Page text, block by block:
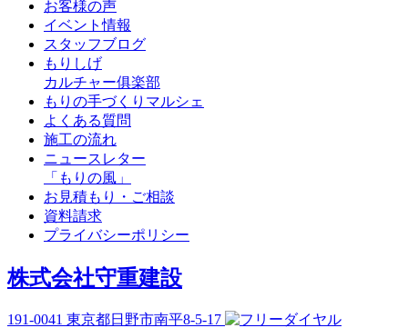
お客様の声
イベント情報
スタッフブログ
もりしげ
カルチャー俱楽部
もりの手づくりマルシェ
よくある質問
施工の流れ
ニュースレター
「もりの風」
お見積もり・ご相談
資料請求
プライバシーポリシー
株式会社守重建設
191-0041 東京都日野市南平8-5-17